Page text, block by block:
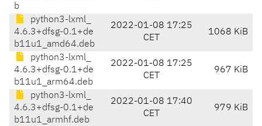
b
python3-lxml_
4.6.3+dfsg-0.1+de
b11u1_amd64.deb
2022-01-08 17:25
CET
1068 KiB
python3-lxml_
4.6.3+dfsg-0.1+de
b11u1_arm64.deb
2022-01-08 17:25
CET
967 KiB
python3-lxml_
4.6.3+dfsg-0.1+de
b11u1_armhf.deb
2022-01-08 17:40
CET
979 KiB